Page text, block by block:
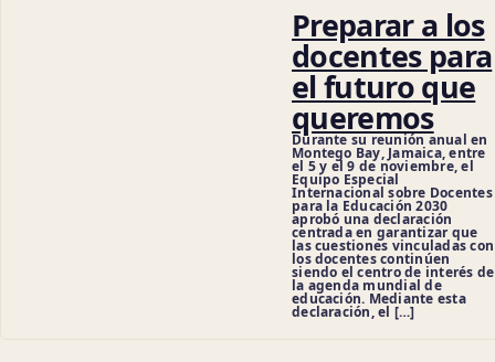
Preparar a los
docentes para
el futuro que
queremos
Durante su reunión anual en
Montego Bay, Jamaica, entre
el 5 y el 9 de noviembre, el
Equipo Especial
Internacional sobre Docentes
para la Educación 2030
aprobó una declaración
centrada en garantizar que
las cuestiones vinculadas con
los docentes continúen
siendo el centro de interés de
la agenda mundial de
educación. Mediante esta
declaración, el […]